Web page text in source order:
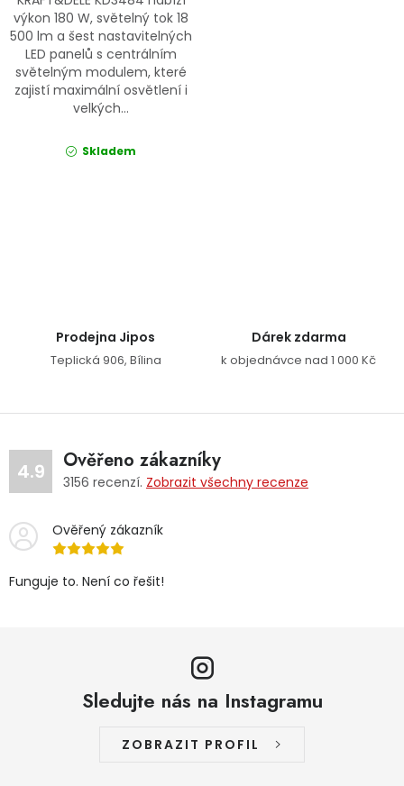
výkon 180 W, světelný tok 18
500 lm a šest nastavitelných
LED panelů s centrálním
světelným modulem, které
zajistí maximální osvětlení i
velkých...
Skladem
Prodejna Jipos
Teplická 906, Bílina
Dárek zdarma
k objednávce nad 1 000 Kč
4.9 Ověřeno zákazníky
3156 recenzí. Zobrazit všechny recenze
Ověřený zákazník
Funguje to. Není co řešit!
Sledujte nás na Instagramu
ZOBRAZIT PROFIL